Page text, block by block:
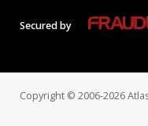
Secured by
Copyright © 2006-2026